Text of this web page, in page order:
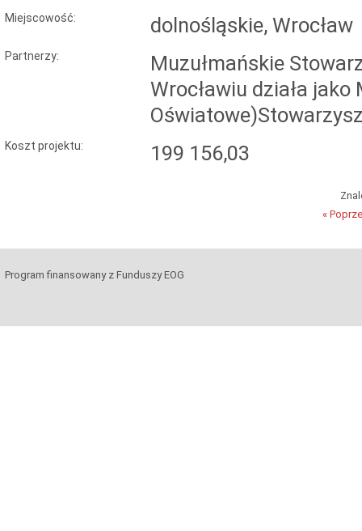
Miejscowość: dolnośląskie, Wrocław
Partnerzy:
Muzułmańskie
Wrocławiu działa
Koszt projektu: 199 156,03
«
Program finansowany z Funduszy EOG